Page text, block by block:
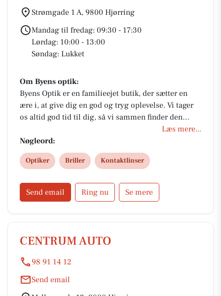
Strømgade 1 A, 9800 Hjørring
Mandag til fredag: 09:30 - 17:30
Lørdag: 10:00 - 13:00
Søndag: Lukket
Om Byens optik:
Byens Optik er en familieejet butik, der sætter en
ære i, at give dig en god og tryg oplevelse. Vi tager
os altid god tid til dig, så vi sammen finder den
løsning du bliver glad for. Stort udvalg af stel og
glas. Kig ind, du finder os i Hjørrings gågade,
Strømgade 1.
Læs mere...
Nøgleord:
Optiker Briller Kontaktlinser
Send email Ring nu Se mere
CENTRUM AUTO
98 91 14 12
Send email